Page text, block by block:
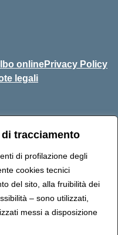
tracciamento
di profilazione degli
cookies tecnici
del sito, alla fruibilità dei
– sono utilizzati,
messi a disposizione
onlinePrivacy Policy
legali